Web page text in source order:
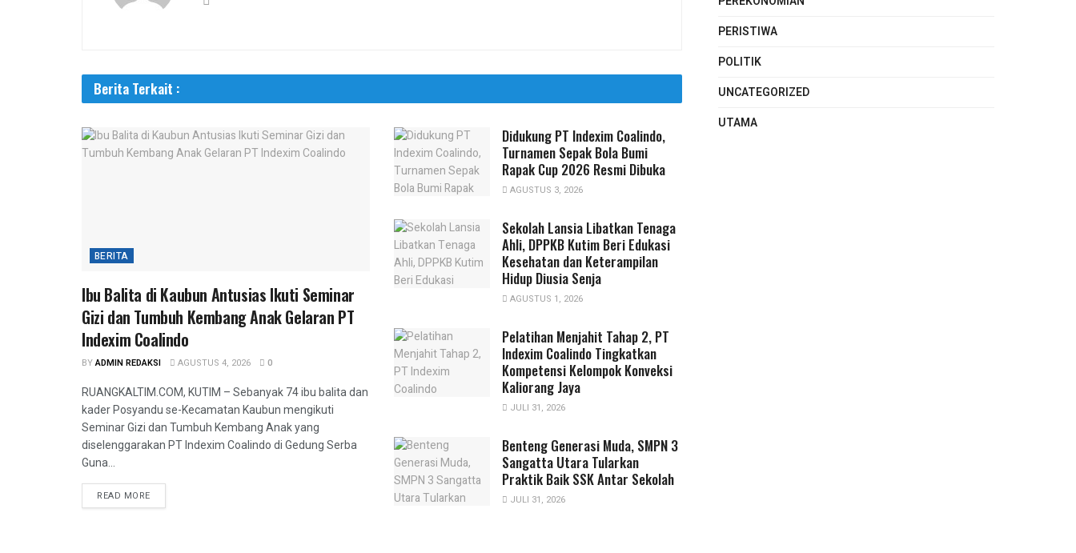
Berita Terkait :
BERITA
Ibu Balita di Kaubun Antusias Ikuti Seminar
Gizi dan Tumbuh Kembang Anak Gelaran PT
Indexim Coalindo
BYADMIN REDAKSI AGUSTUS 4, 2026 0
RUANGKALTIM.COM, KUTIM – Sebanyak 74 ibu balita dan
kader Posyandu se-Kecamatan Kaubun mengikuti
Seminar Gizi dan Tumbuh Kembang Anak yang
diselenggarakan PT Indexim Coalindo di Gedung Serba
Guna...
READ MORE
Didukung PT Indexim Coalindo,
Turnamen Sepak Bola Bumi
Rapak Cup 2026 Resmi Dibuka
AGUSTUS 3, 2026
Sekolah Lansia Libatkan Tenaga
Ahli, DPPKB Kutim Beri Edukasi
Kesehatan dan Keterampilan
Hidup Diusia Senja
AGUSTUS 1, 2026
Pelatihan Menjahit Tahap 2, PT
Indexim Coalindo Tingkatkan
Kompetensi Kelompok Konveksi
Kaliorang Jaya
JULI 31, 2026
Benteng Generasi Muda, SMPN 3
Sangatta Utara Tularkan
Praktik Baik SSK Antar Sekolah
JULI 31, 2026
PERISTIWA
POLITIK
UNCATEGORIZED
UTAMA